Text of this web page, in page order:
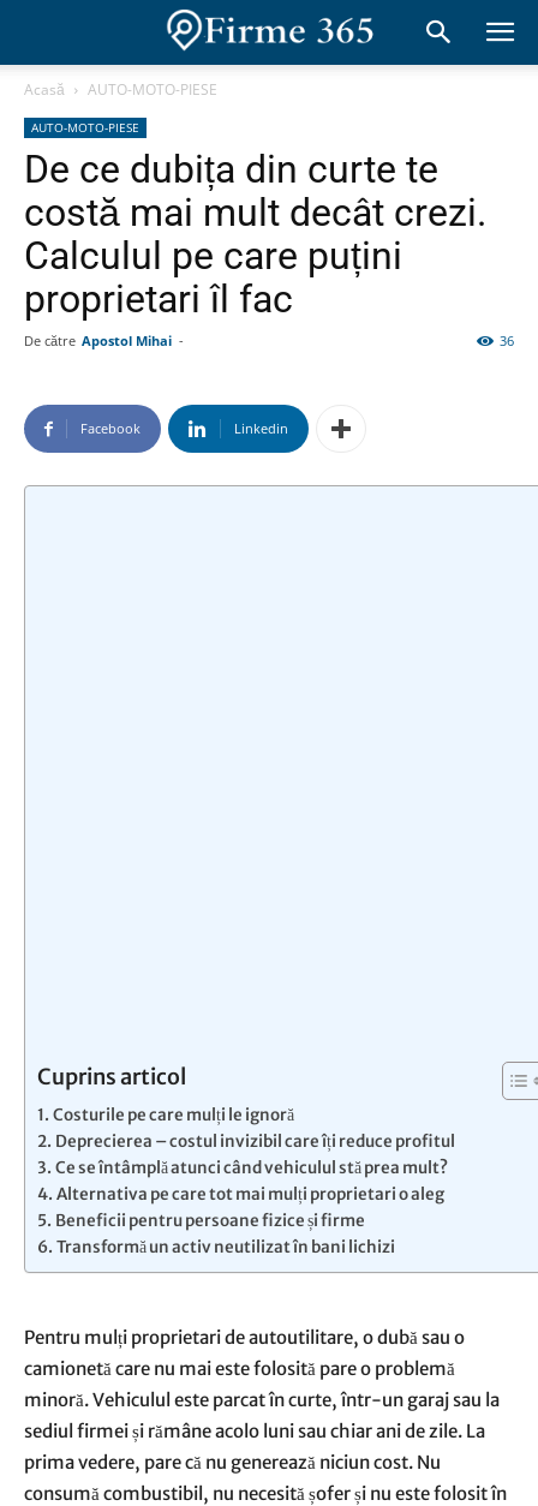
Acasă AUTO-MOTO-PIESE
AUTO-MOTO-PIESE
De ce dubița din curte te
costă mai mult decât crezi.
Calculul pe care puțini
proprietari îl fac
De către Apostol Mihai - 36
Facebook Linkedin
Cuprins articol
Costurile pe care mulți le ignoră
Deprecierea – costul invizibil care îți reduce profitul
Ce se întâmplă atunci când vehiculul stă prea mult?
Alternativa pe care tot mai mulți proprietari o aleg
Beneficii pentru persoane fizice și firme
Transformă un activ neutilizat în bani lichizi
Pentru mulți proprietari de autoutilitare, o dubă sau o
camionetă care nu mai este folosită pare o problemă
minoră. Vehiculul este parcat în curte, într-un garaj sau la
sediul firmei și rămâne acolo luni sau chiar ani de zile. La
prima vedere, pare că nu generează niciun cost. Nu
consumă combustibil, nu necesită șofer și nu este folosit în